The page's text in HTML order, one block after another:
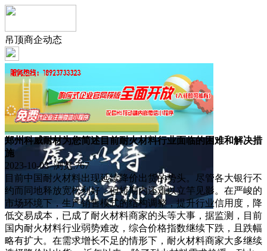
吊顶商企动态
郑州科威耐材为您简述目前耐火材料行业面临的困难和解决措
施
2023-10-03 浏览:767
目前中国耐火材料出现延续降价出货的势头。尽管各大银行不
约而同地释放宽松利好，但短期内还难以立竿见影。在严峻的
市场环境下，生产销售模式的结构调整，提升行业信用度，降
低交易成本，已成了耐火材料商家的头等大事，据监测，目前
国内耐火材料行业弱势难改，综合价格指数继续下跌，且跌幅
略有扩大。在需求增长不足的情形下，耐火材料商家大多继续